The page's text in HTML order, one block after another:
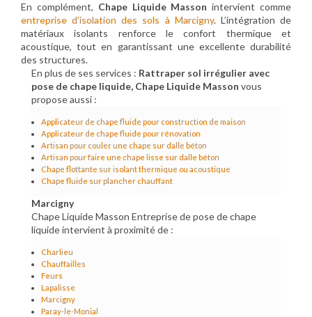
En complément, Chape Liquide Masson intervient comme
entreprise d’isolation des sols à Marcigny. L’intégration de
matériaux isolants renforce le confort thermique et
acoustique, tout en garantissant une excellente durabilité
des structures.
En plus de ses services : Rattraper sol irrégulier avec
pose de chape liquide, Chape Liquide Masson vous
propose aussi :
Applicateur de chape fluide pour construction de maison
Applicateur de chape fluide pour rénovation
Artisan pour couler une chape sur dalle béton
Artisan pour faire une chape lisse sur dalle béton
Chape flottante sur isolant thermique ou acoustique
Chape fluide sur plancher chauffant
Marcigny
Chape Liquide Masson Entreprise de pose de chape
liquide intervient à proximité de :
Charlieu
Chauffailles
Feurs
Lapalisse
Marcigny
Paray-le-Monial